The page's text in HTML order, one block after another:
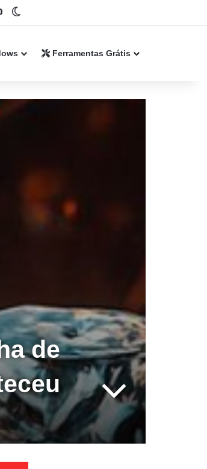
Mastodon
Ferramentas Grátis
de
Flipboard